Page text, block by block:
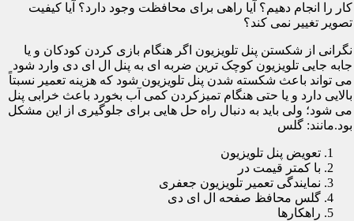
کار را انجام دهیم؟ آیا راهی برای محافظت وجود دارد؟ آیا کیفیت
تصویر تغییر نمی کند؟
نگرانی از شکستن پنل تلویزیون اگر هنگام بازی کردن کودکان و یا
جابه جایی تلویزیون کوچک ترین ضربه ای به پنل ال ای دی وارد شود
می تواند باعث شکسته شدن پنل تلویزیون شود که هزینه تعمیر نسبتاً
بالایی دارد و یا حتی هنگام تمیزکردن کمی آب بخورد باعث خرابی پنل
می شود؛ ولی باید به دنبال راه حل هایی برای جلوگیری از این مشکل
بود.مانند: گلس
تعویض پنل تلویزیون
با کمتر قیمت در
نمایندگی تعمیر تلویزیون جعفری
گلس محافظ صفحه ال ای دی
راهکارها